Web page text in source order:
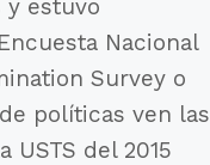
y estuvo
Nacional
Survey o
políticas ven las
del 2015